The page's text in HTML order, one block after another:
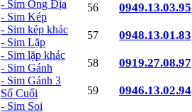
- Sim Ông Địa
- Sim Kép
- Sim kép khác
- Sim Lặp
- Sim lặp khác
- Sim Gánh
- Sim Gánh 3
Số Cuối
- Sim Soi
56
0949.13.03.95
57
0948.13.01.83
58
0919.27.08.97
59
0946.13.02.94